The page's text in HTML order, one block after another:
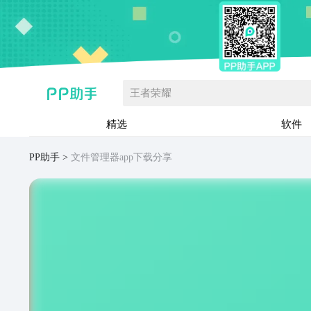
王者荣耀
精选 软件
PP助手 文件管理器app下载分享